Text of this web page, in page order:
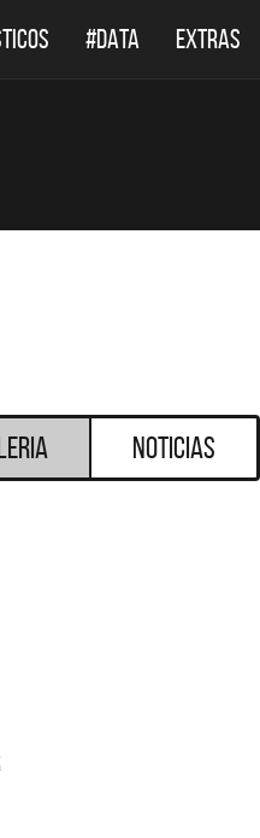
#DATA EXTRAS
Noticias
DESTACADOS